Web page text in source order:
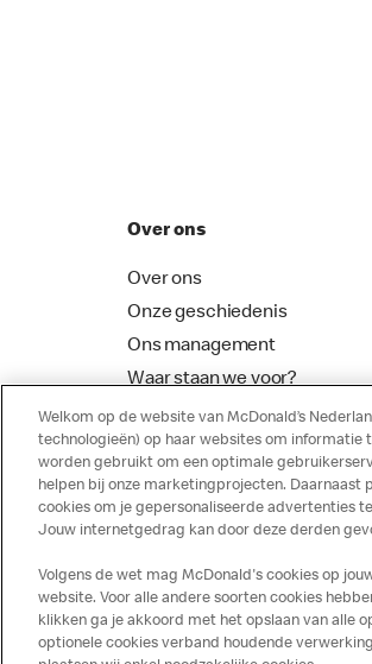
Over ons
Over ons
Onze geschiedenis
Ons management
Waar staan we voor?
McDonalds Franchising
Disclaimer Privacy
Welkom op de website van McDonald’s
technologieën) op haar websites om informatie
worden gebruikt om een optimale
helpen bij onze marketingprojecten.
cookies om je gepersonaliseerde advertenties
Jouw internetgedrag kan door deze derden
Volgens de wet mag McDonald's cookies op
website. Voor alle andere soorten cookies
klikken ga je akkoord met het opslaan van alle
optionele cookies verband houdende